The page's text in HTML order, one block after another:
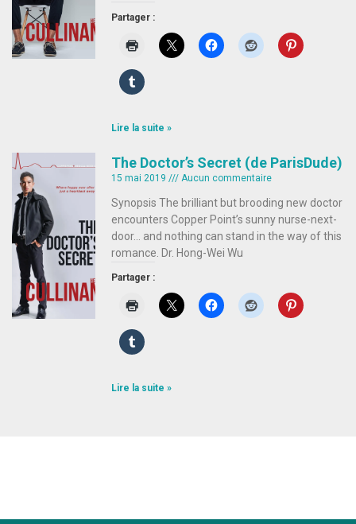
Partager :
Lire la suite »
The Doctor’s Secret (de ParisDude)
15 mai 2019 Aucun commentaire
Synopsis The brilliant but brooding new doctor
encounters Copper Point’s sunny nurse-next-
door… and nothing can stand in the way of this
romance. Dr. Hong-Wei Wu
Partager :
Lire la suite »